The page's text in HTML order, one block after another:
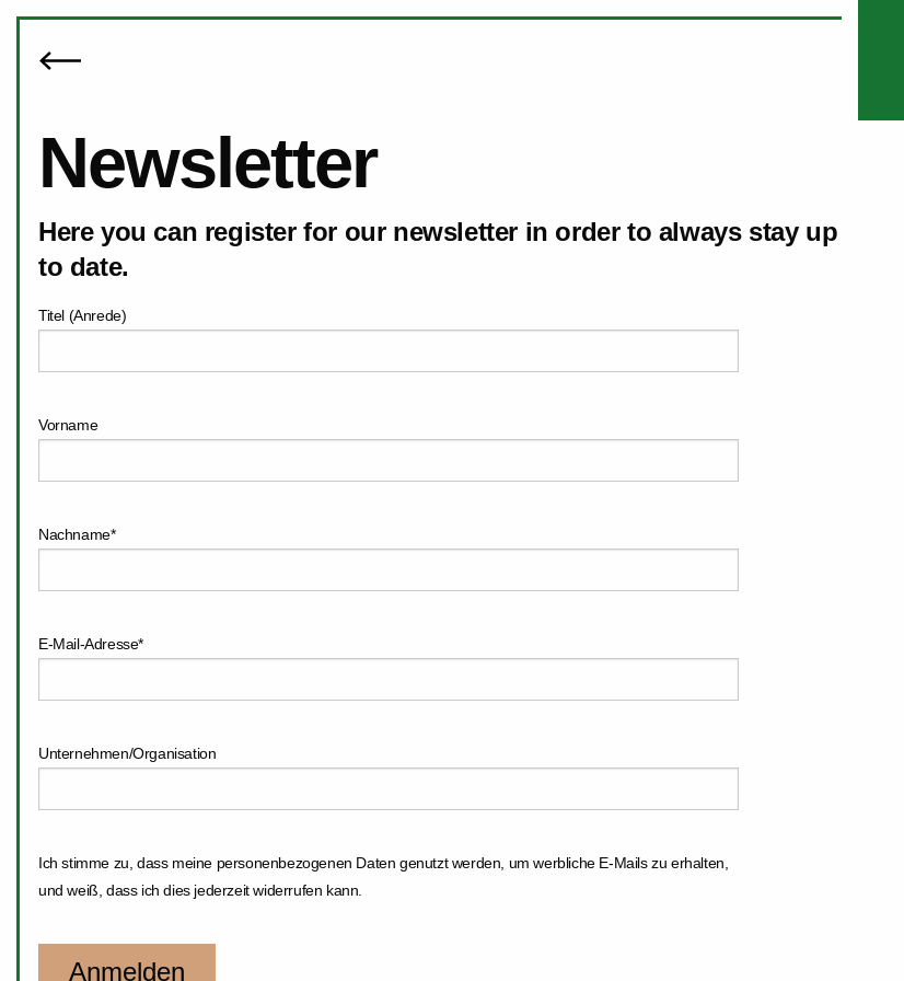
Newsletter
Here you can register for our newsletter in order to always stay up
to date.
Titel (Anrede)
Vorname
Nachname*
E-Mail-Adresse*
Unternehmen/Organisation
Ich stimme zu, dass meine personenbezogenen Daten genutzt werden, um werbliche E-Mails zu erhalten,
und weiß, dass ich dies jederzeit widerrufen kann.